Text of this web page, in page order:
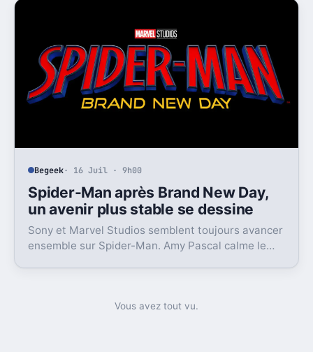
Begeek· 16 Juil · 9h00
Spider-Man après Brand New Day,
un avenir plus stable se dessine
Sony et Marvel Studios semblent toujours avancer
ensemble sur Spider-Man. Amy Pascal calme le
Vous avez tout vu.